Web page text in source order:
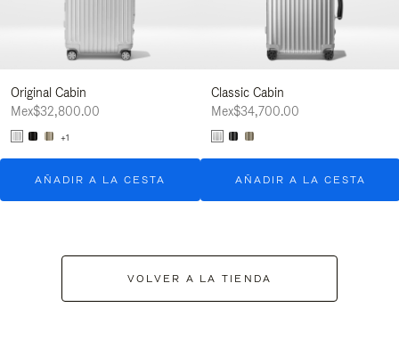
Original Cabin
Mex$32,800.00
+1
AÑADIR A LA CESTA
Classic Cabin
Mex$34,700.00
AÑADIR A LA CESTA
VOLVER A LA TIENDA